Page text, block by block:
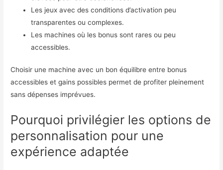
Les jeux avec des conditions d’activation peu
transparentes ou complexes.
Les machines où les bonus sont rares ou peu
accessibles.
Choisir une machine avec un bon équilibre entre bonus
accessibles et gains possibles permet de profiter pleinement
sans dépenses imprévues.
Pourquoi privilégier les options de
personnalisation pour une
expérience adaptée